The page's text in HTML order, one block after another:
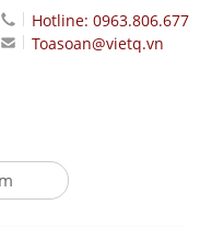
Hotline: 0963.806.677
Toasoan@vietq.vn